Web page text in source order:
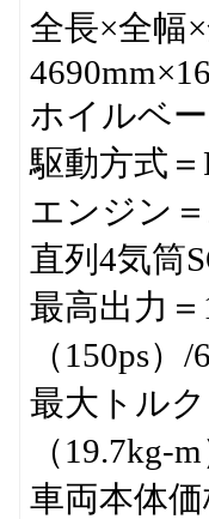
全長×全幅
ホイルベ
駆動方式＝
エンジン
直列4気筒
最高出力
（150ps）
最大トル
（19.7kg-
車両本体価